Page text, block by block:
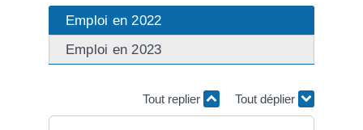
Emploi en 2022
Emploi en 2023
Tout replier Tout déplier